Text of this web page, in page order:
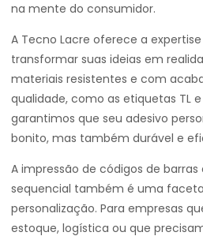
na mente do consumidor.
A Tecno Lacre oferece a
transformar suas ideias em
materiais resistentes e com
qualidade, como as etiquetas TL
garantimos que seu adesivo
bonito, mas também durável e
A impressão de códigos de
sequencial também é uma
personalização. Para empresas
estoque, logística ou que